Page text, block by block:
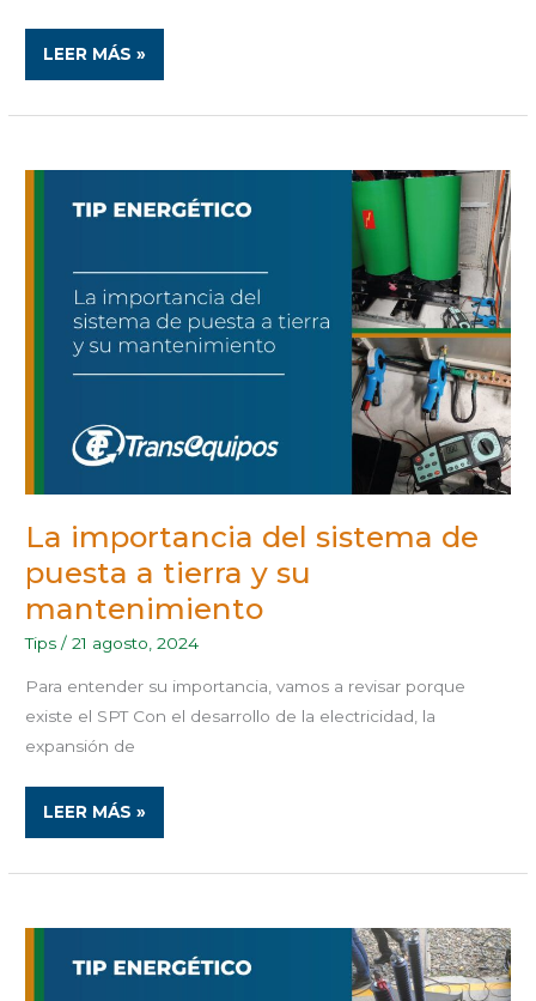
LEER MÁS »
La importancia del sistema de
puesta a tierra y su
mantenimiento
Tips /21 agosto, 2024
Para entender su importancia, vamos a revisar porque
existe el SPT Con el desarrollo de la electricidad, la
expansión de
LA
DEL
SISTEMA
TIERRA
MANTENIMIENTO
LEER MÁS »
LA